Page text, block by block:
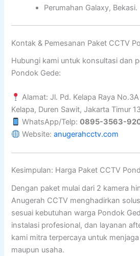
Perumahan Galaxy, Bekasi.
Kontak & Pemesanan Paket CCTV
Hubungi kami untuk konsultasi dan
Pondok Gede:
Alamat: Jl. Pd. Kelapa Raya
Kelapa, Duren Sawit, Jakarta Timur
WhatsApp/Telp:0895-3563-
Website:anugerahcctv.com
Kesimpulan: Harga Paket CCTV
Dengan paket mulai dari 2 kamera
Anugerah CCTV menghadirkan
sesuai kebutuhan warga Pondok
instalasi profesional, dan layanan
kami mitra terpercaya untuk
maupun usaha.